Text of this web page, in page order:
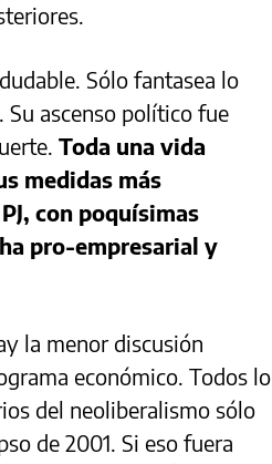
Sólo fantasea lo
Su ascenso político fue
Toda una vida
medidas más
con poquísimas
pro-empresarial y
la menor discusión
económico. Todos lo
del neoliberalismo sólo
de 2001. Si eso fuera